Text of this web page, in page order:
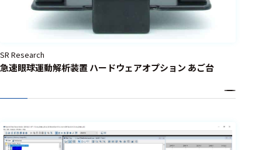
SR Research
急速眼球運動解析装置 ハードウェアオプション あご台